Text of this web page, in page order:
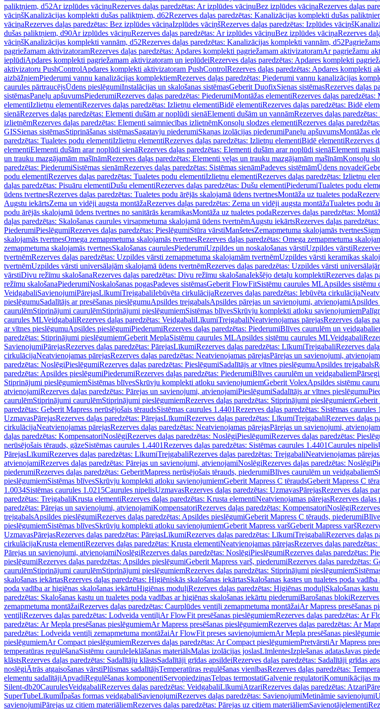
paliktņiem, d52Ar izplūdes vāciņuRezerves daļas paredzētas: Ar izplūdes vāciņuBez izplūdes vāciņaRezerves daļas
vāciņšKanalizācijas komplekti dušas paliktņiem, d62Rezerves daļas paredzētas: Kanalizācijas komplekti dušas
vāciņaRezerves daļas paredzētas: Bez izplūdes vāciņaIzplūdes vāciņšRezerves daļas paredzētas: Izplūdes vāciņš
dušas paliktņiem, d90Ar izplūdes vāciņuRezerves daļas paredzētas: Ar izplūdes vāciņuBez izplūdes vāciņaRezerves
vāciņšKanalizācijas komplekti vannām, d52Rezerves daļas paredzētas: Kanalizācijas komplekti vannām, d52
pagriežamam aktivizatoramRezerves daļas paredzētas: Apdares komplekti pagriežamam aktivizatoramAr pagriežamu
ieplūdiApdares komplekti pagriežamam aktivizatoram un ieplūdeiRezerves daļas paredzētas: Apdares komplekti
aktivizatoru PushControlApdares komplekti aktivizatoram PushControlRezerves daļas paredzētas: Apdares komplekti
aizbāžņiemPiederumi vannu kanalizācijas komplektiemRezerves daļas paredzētas: Piederumi vannu kanalizācijas
caurules pārtraucējsŪdens pieslēgumiInstalācijas un skalošanas sistēmasGeberit DuofixSienas sistēmasRezerves daļas
sistēmasPaneļu apšuvumsPiederumiRezerves daļas paredzētas: PiederumiMontāžas elementiRezerves daļas paredzētas:
elementiIzlietņu elementiRezerves daļas paredzētas: Izlietņu elementiBidē elementiRezerves daļas paredzētas: Bidē
sienāRezerves daļas paredzētas: Elementi dušām ar noplūdi sienāElementi dušām un vannāmRezerves daļas
izlietnēmRezerves daļas paredzētas: Elementi saimniecības izlietnēmKonsoļu slodzes elementiRezerves daļas
GISSienas sistēmasStiprināšanas sistēmasSagatavju piederumiSkaņas izolācijas piederumiPaneļu apšuvumsMontāžas
paredzētas: Tualetes podu elementiIzlietņu elementiRezerves daļas paredzētas: Izlietņu elementiBidē elementiRezerves
elementiElementi dušām arar noplūdi sienāRezerves daļas paredzētas: Elementi dušām arar noplūdi sienāElementi
un trauku mazgājamām mašīnāmRezerves daļas paredzētas: Elementi veļas un trauku mazgājamām mašīnāmKonsoļu
paredzētas: PiederumiSistēmas sienāmRezerves daļas paredzētas: Sistēmas sienāmPadeves sistēmāmŪdens novadei
podu elementiRezerves daļas paredzētas: Tualetes podu elementiIzlietņu elementiRezerves daļas paredzētas: Izlietņu
daļas paredzētas: Pisuāru elementiDušu elementiRezerves daļas paredzētas: Dušu elementiPiederumiTualetes podu
ūdens tvertnesRezerves daļas paredzētas: Tualetes podu ārējās skalojamā ūdens tvertnesMontāža uz tualetes poda
Augstu iekārtsZema un vidēji augsta montāžaRezerves daļas paredzētas: Zema un vidēji augsta montāžaTualetes podu
podu ārējās skalojamā ūdens tvertnes no sanitārās keramikasMontāža uz tualetes podaRezerves daļas paredzētas:
daļas paredzētas: Skalošanas caurules virsapmetuma skalojamā ūdens tvertnēmAugstu iekārtsRezerves daļas
PiederumiPieslēgumiRezerves daļas paredzētas: PieslēgumiStūra vārstiManšetesZemapmetuma skalojamās tvertnes
skalojamās tvertnesOmega zemapmetuma skalojamās tvertnesRezerves daļas paredzētas: Omega zemapmetuma
zemapmetuma skalojamās tvertnesSkalošanas caurulesPiederumiUzpildes un noskalošanas vārstiUzpildes vārsti
tvertnēmRezerves daļas paredzētas: Uzpildes vārsti zemapmetuma skalojamām tvertnēmUzpildes vārsti keramikas
tvertnēmUzpildes vārsti universālajām skalojamā ūdens tvertnēmRezerves daļas paredzētas: Uzpildes vārsti
vārstiDivu režīmu skalošanaRezerves daļas paredzētas: Divu režīmu skalošanaIekšējo detaļu komplektiRezerves daļas
režīmu skalošanaPiederumiNoskalošanas pogasPadeves sistēmasGeberit FlowFitSistēmu caurules MLApsildes sistēmu
VeidgabaliSavienojumiPārejasLīkumiTrejgabaliIebūvēta cirkulācijaRezerves daļas paredzētas: Iebūvēta cirkulācija
pieslēgumuSadalītājs ar presēšanas pieslēgumuApsildes trejgabalsApsildes pārejas un savienojumi, atvienojamiApsildes
caurulēmStiprinājumi caurulēmStiprinājumi pieslēgumiemSistēmas blīvesSkrūvju komplekti atloku savienojumiem
caurules MLVeidgabaliRezerves daļas paredzētas: VeidgabaliLīkumiTrejgabaliNeatvienojamas pārejasRezerves daļas
ar vītnes pieslēgumuApsildes pieslēgumiPiederumiRezerves daļas paredzētas: PiederumiBlīves caurulēm un
paredzētas: Stiprinājumi pieslēgumiemGeberit MeplaSistēmu caurules MLApsildes sistēmu caurules MLVeidgabali
SavienojumiPārejasRezerves daļas paredzētas: PārejasLīkumiRezerves daļas paredzētas: LīkumiTrejgabaliRezerves
cirkulācijaNeatvienojamas pārejasRezerves daļas paredzētas: Neatvienojamas pārejasPārejas un savienojumi,
paredzētas: NoslēgiPieslēgumiRezerves daļas paredzētas: PieslēgumiSadalītājs ar vītnes pieslēgumuApsildes trejgabals
paredzētas: Apsildes pieslēgumiPiederumiRezerves daļas paredzētas: PiederumiBlīves caurulēm un veidgabaliem
Stiprinājumi pieslēgumiemSistēmas blīvesSkrūvju komplekti atloku savienojumiemGeberit VolexApsildes sistēmu
atvienojamiRezerves daļas paredzētas: Pārejas un savienojumi, atvienojamiPieslēgumiSadalītājs ar vītnes pieslēgumu
caurulēmStiprinājumi caurulēmStiprinājumi pieslēgumiemRezerves daļas paredzētas: Stiprinājumi pieslēgumiemGeberit
paredzētas: Geberit Mapress nerūsējošais tēraudsSistēmas caurules 1.4401Rezerves daļas paredzētas: Sistēmas caurules
UzmavasPārejasRezerves daļas paredzētas: PārejasLīkumiRezerves daļas paredzētas: LīkumiTrejgabaliRezerves daļas
cirkulācijaNeatvienojamas pārejasRezerves daļas paredzētas: Neatvienojamas pārejasPārejas un savienojumi,
daļas paredzētas: KompensatoriNoslēgiRezerves daļas paredzētas: NoslēgiPieslēgumiRezerves daļas paredzētas:
nerūsējošais tērauds, gāzeSistēmas caurules 1.4401Rezerves daļas paredzētas: Sistēmas caurules 1.4401Caurules nipelis
PārejasLīkumiRezerves daļas paredzētas: LīkumiTrejgabaliRezerves daļas paredzētas: TrejgabaliNeatvienojamas pārejas
atvienojamiRezerves daļas paredzētas: Pārejas un savienojumi, atvienojamiNoslēgiRezerves daļas paredzētas: Noslēgi
piederumiRezerves daļas paredzētas: GeberitMapress nerūsējošais tērauds, piederumiBlīves caurulēm un veidgabaliem
pieslēgumiemSistēmas blīvesSkrūvju komplekti atloku savienojumiemGeberit Mapress C tēraudsGeberit Mapress C
1.0034Sistēmas caurules 1.0215Caurules nipelisUzmavasRezerves daļas paredzētas: UzmavasPārejasRezerves daļas
paredzētas: TrejgabaliKrusta elementiRezerves daļas paredzētas: Krusta elementiNeatvienojamas pārejasRezerves daļas
paredzētas: Pārejas un savienojumi, atvienojamiKompensatoriRezerves daļas paredzētas: KompensatoriNoslēgi
trejgabalsApsildes pieslēgumiRezerves daļas paredzētas: Apsildes pieslēgumiGeberit Mapress C tērauds, piederumi
pieslēgumiemSistēmas blīvesSkrūvju komplekti atloku savienojumiemGeberit Mapress varšGeberit Mapress varš
UzmavasPārejasRezerves daļas paredzētas: PārejasLīkumiRezerves daļas paredzētas: LīkumiTrejgabaliRezerves daļas
cirkulācijaKrusta elementiRezerves daļas paredzētas: Krusta elementiNeatvienojamas pārejasRezerves daļas
Pārejas un savienojumi, atvienojamiNoslēgiRezerves daļas paredzētas: NoslēgiPieslēgumiRezerves daļas paredzētas:
pieslēgumiRezerves daļas paredzētas: Apsildes pieslēgumiGeberit Mapress varš, piederumiRezerves daļas paredzētas:
caurulēmStiprinājumi caurulēmStiprinājumi pieslēgumiemRezerves daļas paredzētas: Stiprinājumi pieslēgumiem
skalošanas iekārtasRezerves daļas paredzētas: Higiēniskās skalošanas iekārtasSkalošanas kastes un tualetes poda
poda vadība ar higiēnas skalošanas iekārtuHigiēnas moduļiRezerves daļas paredzētas: Higiēnas moduļiSkalošanas
paredzētas: Skalošanas kastu un tualetes poda vadības ar higiēnas skalošanas iekārtu piederumiBarošanas bloki
zemapmetuma montāžaiRezerves daļas paredzētas: Caurplūdes ventiļi zemapmetuma montāžaiAr Mapress presēšanas
ventiļiRezerves daļas paredzētas: Lodveida ventiļiAr FlowFit presēšanas pieslēgumiemRezerves daļas paredzētas: Ar
paredzētas: Ar Mepla presēšanas pieslēgumiemAr Mapress presēšanas pieslēgumiemRezerves daļas paredzētas: Ar
paredzētas: Lodveida ventiļi zemapmetuma montāžaiAr FlowFit preses savienojumiemAr Mepla presēšanas
pieslēgumiemAr Compact pieslēgumiemRezerves daļas paredzētas: Ar Compact pieslēgumiemPretvārstiAr Mapress
temperatūras regulēšanaSistēmu cauruleIeklāšanas materiālsMalas izolācijas joslasLīmlentesIzplešanas adatasJavas
klāstsRezerves daļas paredzētas: Sadalītāju klāstsSadalītāji grīdas apsildeiRezerves daļas paredzētas: Sadalītāji grīdas
noslēgiĀtrās atgaisošanas vārstiPlūsmas sadalītājsTemperatūras regulēšanas vienībasRezerves daļas paredzētas:
elementu sadalītājiApvadiRegulēšanas komponentiServopiedziņasTelpas termostatiGalvenie regulatoriKomunikācijas
Silent-db20CaurulesVeidgabaliRezerves daļas paredzētas: VeidgabaliLīkumiAtzariRezerves daļas paredzētas: Atzari
SuperTubeLīkumiĪpašas formas veidgabaliSavienojumiRezerves daļas paredzētas: SavienojumiMetināmie savienojumi
savienojumiPārejas uz citiem materiāliemRezerves daļas paredzētas: Pārejas uz citiem materiāliemSavienotājelementi